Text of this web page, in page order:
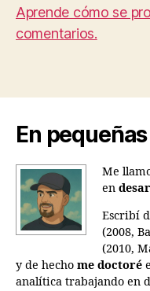
Aprende cómo se
comentarios.
En
Me
en
Escribí
(2008,
(2010,
y de hecho me doctoré
analítica trabajando en